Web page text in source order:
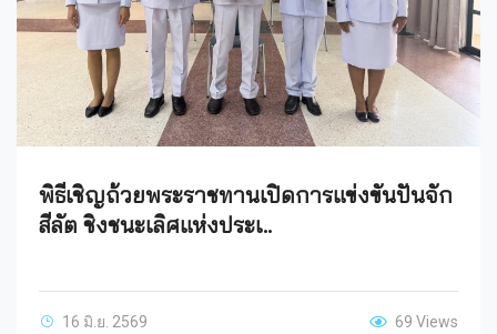
พิธีเชิญถ้วยพระราชทานเปิดการแข่งขันปันจัก
สีลัต ชิงชนะเลิศแห่งประเ..
16 มิ.ย. 2569 69 Views